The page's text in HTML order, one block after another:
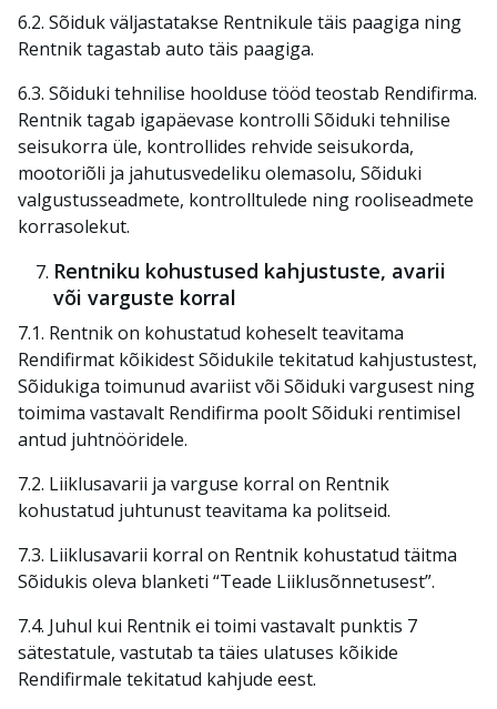
6.2. Sõiduk väljastatakse Rentnikule täis paagiga ning
Rentnik tagastab auto täis paagiga.
6.3. Sõiduki tehnilise hoolduse tööd teostab Rendifirma.
Rentnik tagab igapäevase kontrolli Sõiduki tehnilise
seisukorra üle, kontrollides rehvide seisukorda,
mootoriõli ja jahutusvedeliku olemasolu, Sõiduki
valgustusseadmete, kontrolltulede ning rooliseadmete
korrasolekut.
Rentniku kohustused kahjustuste, avarii
või varguste korral
7.1. Rentnik on kohustatud koheselt teavitama
Rendifirmat kõikidest Sõidukile tekitatud kahjustustest,
Sõidukiga toimunud avariist või Sõiduki vargusest ning
toimima vastavalt Rendifirma poolt Sõiduki rentimisel
antud juhtnööridele.
7.2. Liiklusavarii ja varguse korral on Rentnik
kohustatud juhtunust teavitama ka politseid.
7.3. Liiklusavarii korral on Rentnik kohustatud täitma
Sõidukis oleva blanketi “Teade Liiklusõnnetusest”.
7.4. Juhul kui Rentnik ei toimi vastavalt punktis 7
sätestatule, vastutab ta täies ulatuses kõikide
Rendifirmale tekitatud kahjude eest.